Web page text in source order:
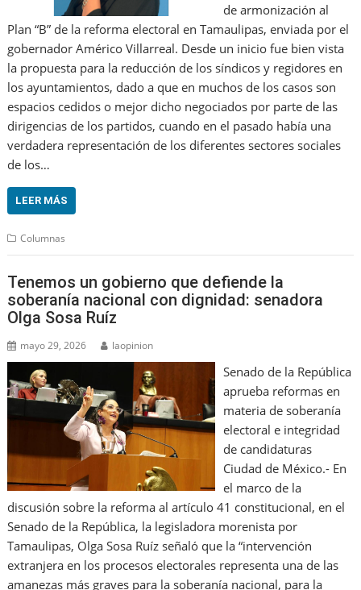
de armonización al
Plan “B” de la reforma electoral en Tamaulipas, enviada por el
gobernador Américo Villarreal. Desde un inicio fue bien vista
la propuesta para la reducción de los síndicos y regidores en
los ayuntamientos, dado a que en muchos de los casos son
espacios cedidos o mejor dicho negociados por parte de las
dirigencias de los partidos, cuando en el pasado había una
verdadera representación de los diferentes sectores sociales
de los…
LEER MÁS
Columnas
Tenemos un gobierno que defiende la
soberanía nacional con dignidad: senadora
Olga Sosa Ruíz
mayo 29, 2026 laopinion
Senado de la República
aprueba reformas en
materia de soberanía
electoral e integridad
de candidaturas
Ciudad de México.- En
el marco de la
discusión sobre la reforma al artículo 41 constitucional, en el
Senado de la República, la legisladora morenista por
Tamaulipas, Olga Sosa Ruíz señaló que la “intervención
extranjera en los procesos electorales representa una de las
amanezas más graves para la soberanía nacional, para la